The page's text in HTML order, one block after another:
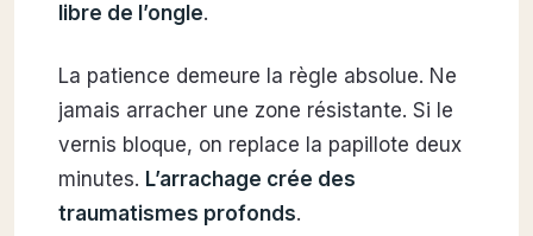
libre de l’ongle.
La patience demeure la règle absolue. Ne
jamais arracher une zone résistante. Si le
vernis bloque, on replace la papillote deux
minutes. L’arrachage crée des
traumatismes profonds.